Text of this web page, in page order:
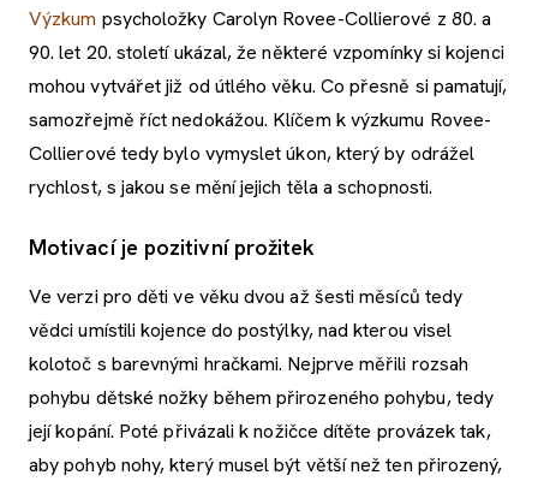
Výzkum psycholožky Carolyn Rovee-Collierové z 80. a
90. let 20. století ukázal, že některé vzpomínky si kojenci
mohou vytvářet již od útlého věku. Co přesně si pamatují,
samozřejmě říct nedokážou. Klíčem k výzkumu Rovee-
Collierové tedy bylo vymyslet úkon, který by odrážel
rychlost, s jakou se mění jejich těla a schopnosti.
Motivací je pozitivní prožitek
Ve verzi pro děti ve věku dvou až šesti měsíců tedy
vědci umístili kojence do postýlky, nad kterou visel
kolotoč s barevnými hračkami. Nejprve měřili rozsah
pohybu dětské nožky během přirozeného pohybu, tedy
její kopání. Poté přivázali k nožičce dítěte provázek tak,
aby pohyb nohy, který musel být větší než ten přirozený,